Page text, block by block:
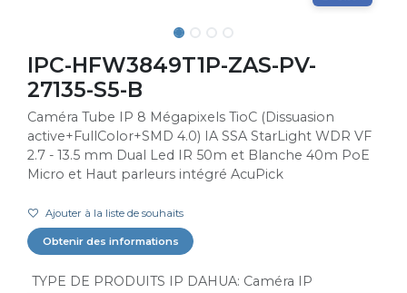
IPC-HFW3849T1P-ZAS-PV-
27135-S5-B
Caméra Tube IP 8 Mégapixels TioC (Dissuasion
active+FullColor+SMD 4.0) IA SSA StarLight WDR VF
2.7 - 13.5 mm Dual Led IR 50m et Blanche 40m PoE
Micro et Haut parleurs intégré AcuPick
Ajouter à la liste de souhaits
Obtenir des informations
TYPE DE PRODUITS IP DAHUA: Caméra IP